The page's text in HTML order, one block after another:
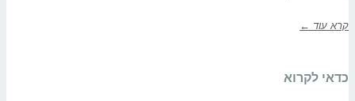
קרא עוד ←
כדאי לקרוא